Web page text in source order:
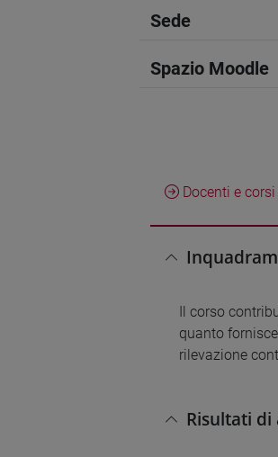
Sede
Spazio Moodle
Docenti e
Il corso
quanto
rilevazione
Risultati